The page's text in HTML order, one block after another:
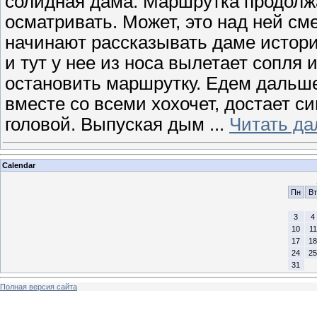
осматривать. Может, это над ней
начинают рассказывать даме
и тут у нее из носа вылетает
остановить маршрутку. Едем
вместе со всеми хохочет, достает
головой. Выпуская дым ... Читать
Calendar
Пн
Вт
3
4
10
11
17
18
24
25
31
Полная версия сайта